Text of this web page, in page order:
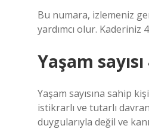
Bu numara, izlemeniz
yardımcı olur. Kaderiniz
Yaşam
Yaşam sayısına sahip
istikrarlı ve tutarlı
duygularıyla değil ve